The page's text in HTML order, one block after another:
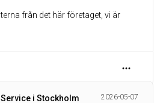
från det här företaget, vi är
i Stockholm 2026-05-07